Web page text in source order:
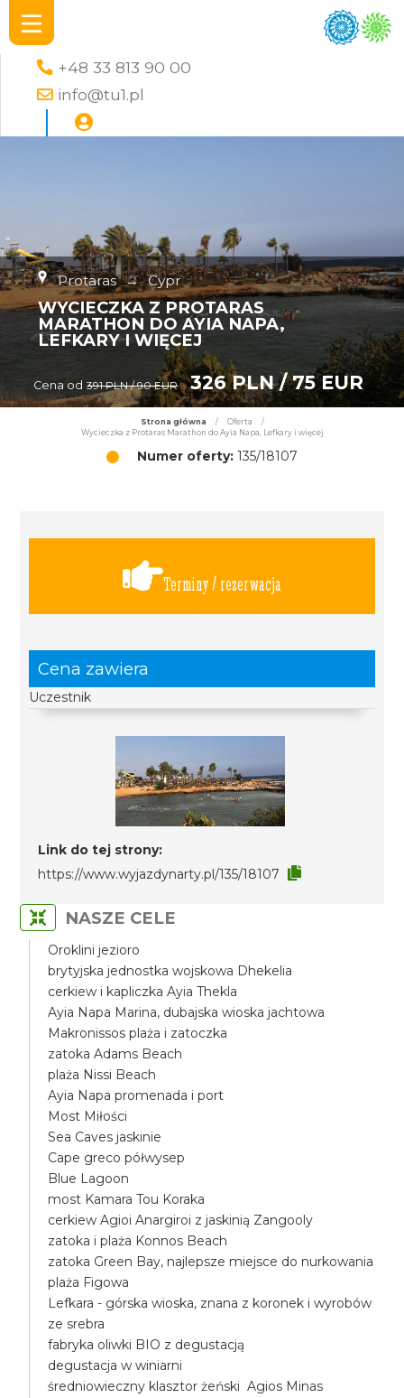
+48 33 813 90 00
info@tu1.pl
Protaras → Cypr
WYCIECZKA Z PROTARAS
MARATHON DO AYIA NAPA,
LEFKARY I WIĘCEJ
Cena od 391 PLN / 90 EUR 326 PLN / 75 EUR
Strona główna / Oferta
/
Wycieczka z Protaras Marathon do Ayia Napa, Lefkary i więcej
Numer oferty: 135/18107
Terminy / rezerwacja
Cena zawiera
Uczestnik
Link do tej strony:
https://www.wyjazdynarty.pl/135/18107
NASZE CELE
Oroklini jezioro
brytyjska jednostka wojskowa Dhekelia
cerkiew i kapliczka Ayia Thekla
Ayia Napa Marina, dubajska wioska jachtowa
Makronissos plaża i zatoczka
zatoka Adams Beach
plaża Nissi Beach
Ayia Napa promenada i port
Most Miłości
Sea Caves jaskinie
Cape greco półwysep
Blue Lagoon
most Kamara Tou Koraka
cerkiew Agioi Anargiroi z jaskinią Zangooly
zatoka i plaża Konnos Beach
zatoka Green Bay, najlepsze miejsce do nurkowania
plaża Figowa
Lefkara - górska wioska, znana z koronek i wyrobów
ze srebra
fabryka oliwki BIO z degustacją
degustacja w winiarni
średniowieczny klasztor żeński Agios Minas